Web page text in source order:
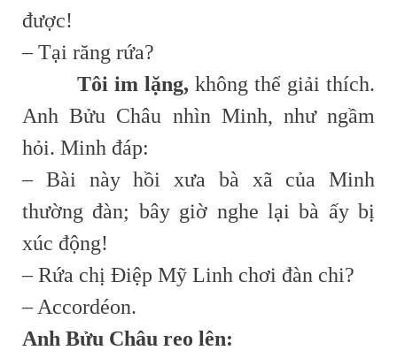
được!
– Tại răng rứa?
Tôi im lặng, không thể giải thích.
Anh Bửu Châu nhìn Minh, như ngầm
hỏi. Minh đáp:
– Bài này hồi xưa bà xã của Minh
thường đàn; bây giờ nghe lại bà ấy bị
xúc động!
– Rứa chị Điệp Mỹ Linh chơi đàn chi?
– Accordéon.
Anh Bửu Châu reo lên: